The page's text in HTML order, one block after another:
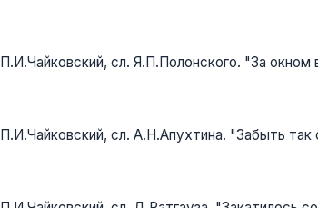
П.И.Чайковский, сл. Я.П.Полонского. "За
П.И.Чайковский, сл. А.Н.Апухтина. "Забыть